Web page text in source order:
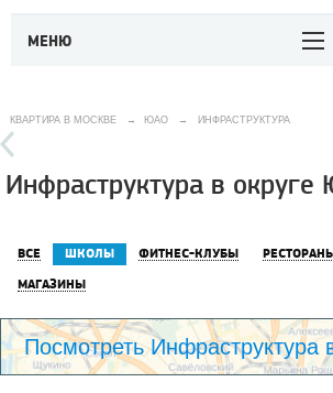
МЕНЮ
КВАРТИРА В МОСКВЕ → ЮАО → ИНФРАСТРУКТУРА
Инфраструктура в
ВСЕ ШКОЛЫ ФИТНЕС-КЛУБЫ
МАГАЗИНЫ
Посмотреть Инфраструктура